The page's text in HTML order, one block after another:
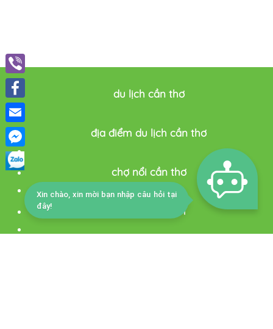
Viber
Facebook
Email
Facebook
Messenger
Xin chào, xin mời bạn nhập câu hỏi tại
đây!
du lịch cần thơ
địa điểm du lịch cần thơ
chợ nổi cần thơ
cantho tourism